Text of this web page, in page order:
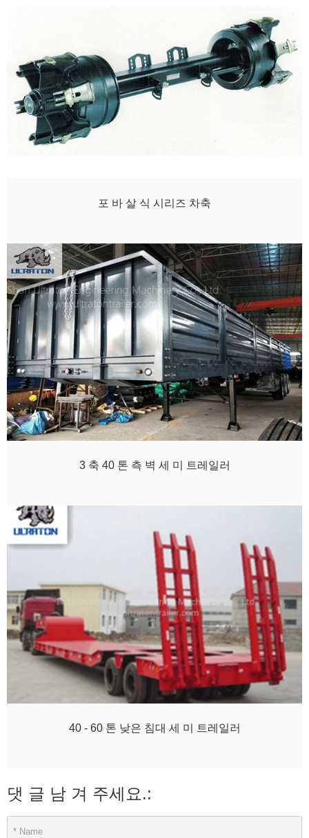
포 바 살 식 시리즈 차축
3 축 40 톤 측 벽 세 미 트레일러
40 - 60 톤 낮은 침대 세 미 트레일러
댓 글 남 겨 주세요.: